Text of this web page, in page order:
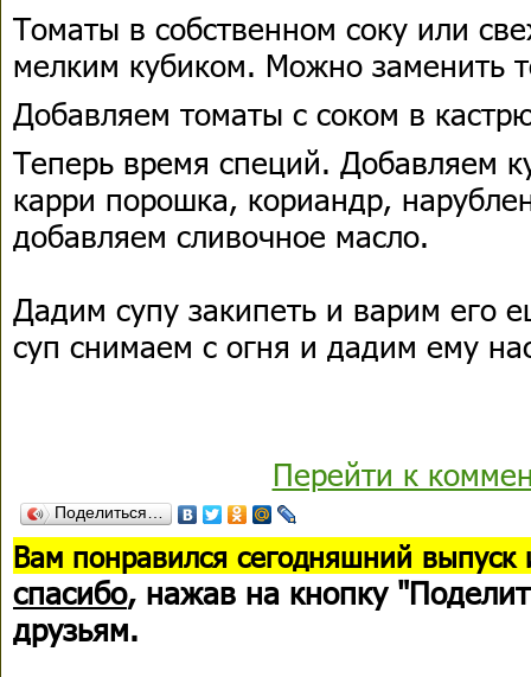
Томаты в собственном соку или
мелким кубиком. Можно заменить
Добавляем томаты с соком в
Теперь время специй. Добавляем
карри порошка, кориандр,
добавляем сливочное масло.
Дадим супу закипеть и варим его
суп снимаем с огня и дадим ему
Перейти к
Поделиться…
Вам понравился сегодняшний выпуск
спасибо, нажав на кнопку
друзьям.